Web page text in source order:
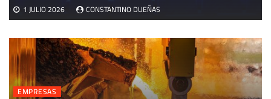
1 JULIO 2026 CONSTANTINO DUEÑAS
EMPRESAS